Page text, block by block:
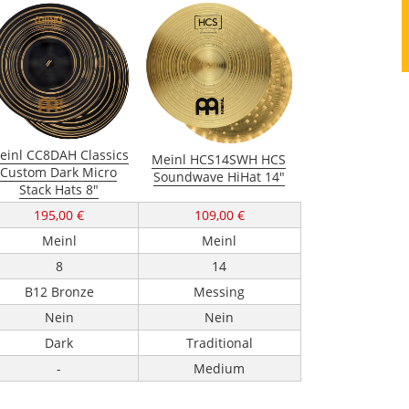
CC8DAH Classics
Custom Dark Micro
Stack Hats 8"
Meinl HCS14SWH HCS
Soundwave HiHat 14"
195,00 €
109,00 €
Meinl
Meinl
8
14
B12 Bronze
Messing
Nein
Nein
Dark
Traditional
-
Medium